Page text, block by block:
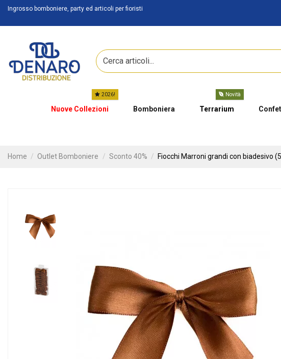
Ingrosso bomboniere, party ed articoli per fioristi
Nuove Collezioni
2026!
Bomboniera Terrarium
Novità
Home Outlet Bomboniere Sconto 40% Fiocchi Marroni grandi con biadesivo